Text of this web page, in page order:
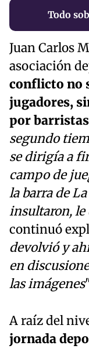
Todo
Juan Carlos
asociación
conflicto no
jugadores,
por barristas
segundo
se dirigía a
campo de
la barra de
insultaron, le
continuó
devolvió y
en
las imágenes
A raíz del
jornada